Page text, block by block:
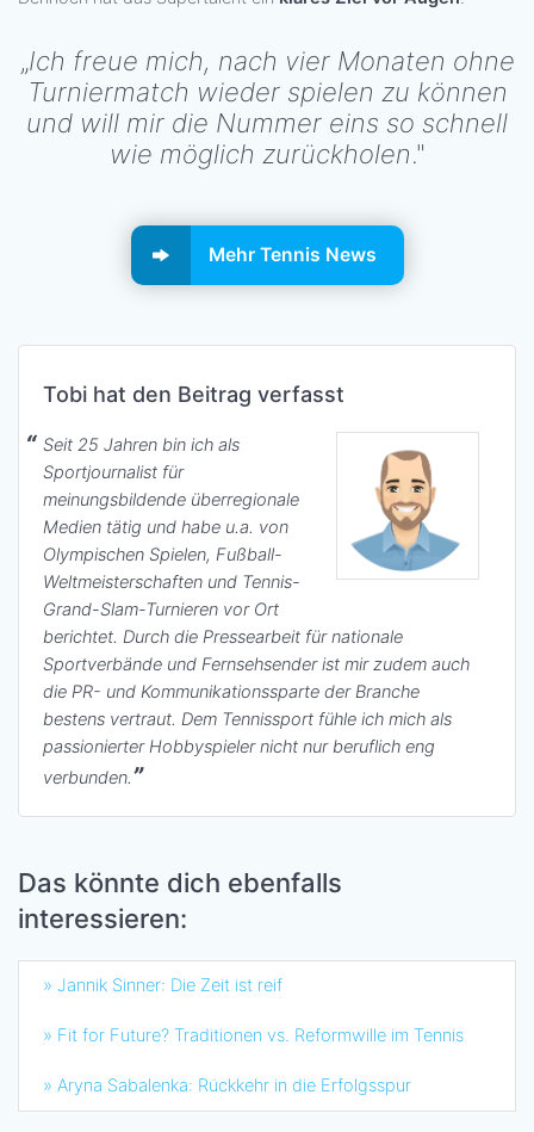
„Ich freue mich, nach vier Monaten ohne
Turniermatch wieder spielen zu können
und will mir die Nummer eins so schnell
wie möglich zurückholen."
Mehr Tennis News
Tobi hat den Beitrag verfasst
Seit 25 Jahren bin ich als
Sportjournalist für
meinungsbildende überregionale
Medien tätig und habe u.a. von
Olympischen Spielen, Fußball-
Weltmeisterschaften und Tennis-
Grand-Slam-Turnieren vor Ort
berichtet. Durch die Pressearbeit für nationale
Sportverbände und Fernsehsender ist mir zudem auch
die PR- und Kommunikationssparte der Branche
bestens vertraut. Dem Tennissport fühle ich mich als
passionierter Hobbyspieler nicht nur beruflich eng
verbunden.
Das könnte dich ebenfalls
interessieren:
» Jannik Sinner: Die Zeit ist reif
» Fit for Future? Traditionen vs. Reformwille im Tennis
» Aryna Sabalenka: Rückkehr in die Erfolgsspur